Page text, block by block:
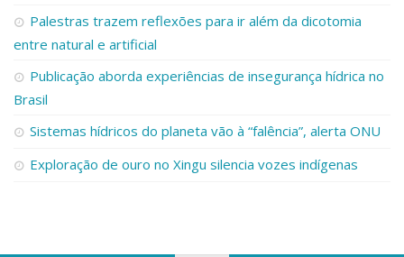
Palestras trazem reflexões para ir além da dicotomia
entre natural e artificial
Publicação aborda experiências de insegurança hídrica no
Brasil
Sistemas hídricos do planeta vão à “falência”, alerta ONU
Exploração de ouro no Xingu silencia vozes indígenas